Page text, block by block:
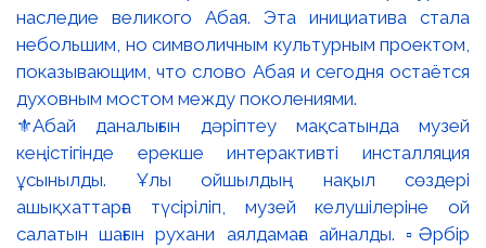
⚜️Абай даналығын дәріптеу мақсатында музей
кеңістігінде ерекше интерактивті инсталляция
ұсынылды. Ұлы ойшылдың нақыл сөздері
ашықхаттарға түсіріліп, музей келушілеріне ой
салатын шағын рухани аялдамаға айналды. ▫️Әрбір